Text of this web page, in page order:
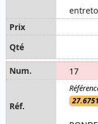
17